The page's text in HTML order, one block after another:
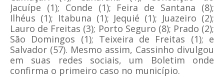
Jacuípe (1); Conde (1); Feira de Santana (8);
Ilhéus (1); Itabuna (1); Jequié (1); Juazeiro (2);
Lauro de Freitas (3); Porto Seguro (8); Prado (2);
São Domingos (1); Teixeira de Freitas (1); e
Salvador (57). Mesmo assim, Cassinho divulgou
em suas redes sociais, um Boletim onde
confirma o primeiro caso no município.